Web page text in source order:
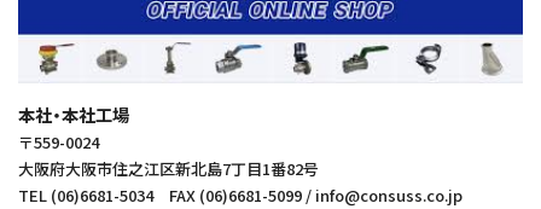
本社・本社工場
〒559-0024
大阪府大阪市住之江区新北島7丁目1番82号
TEL (06)6681-5034 FAX (06)6681-5099 / info@consuss.co.jp